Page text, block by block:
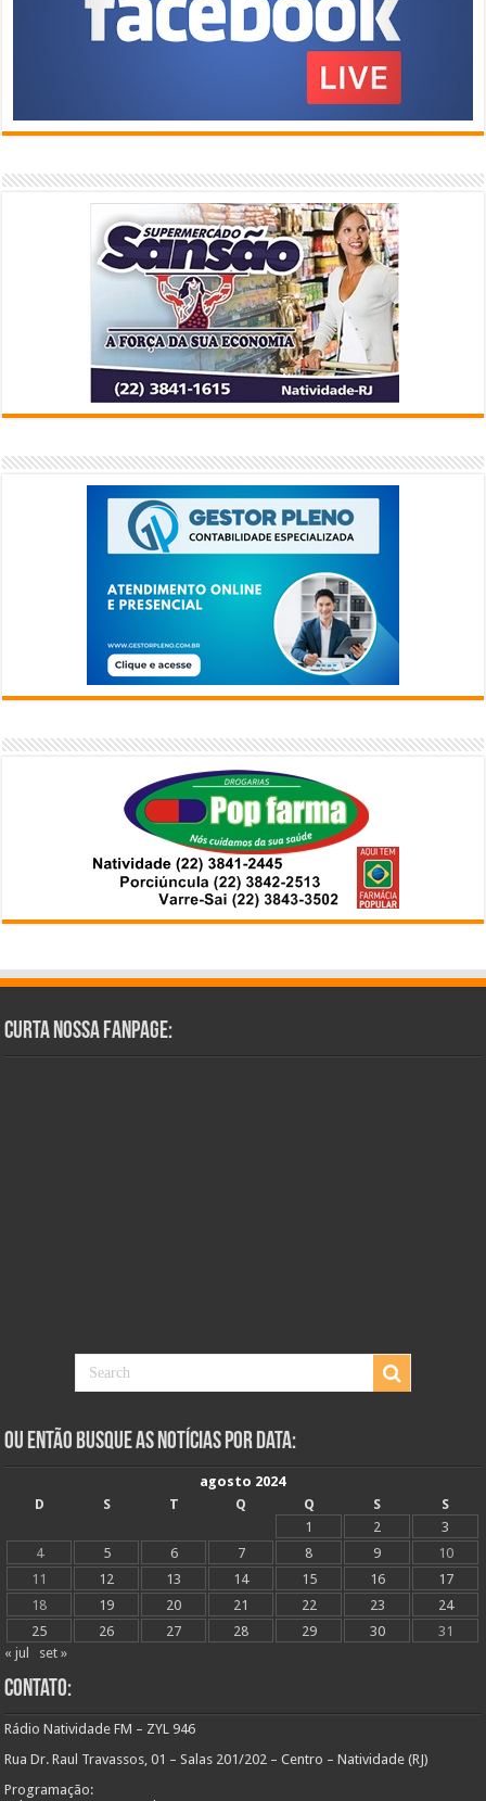
Curta Nossa Fanpage:
Ou Então Busque as Notícias Por Data:
agosto 2024
D
S T Q Q S
S
1
2
3
4
5 6 7 8 9
10
11
12 13 14 15 16
17
18
19 20 21 22 23
24
25
26 27 28 29 30
31
« jul
set »
Contato:
Rádio Natividade FM – ZYL 946
Rua Dr. Raul Travassos, 01 – Salas 201/202 – Centro – Natividade (RJ)
Programação: